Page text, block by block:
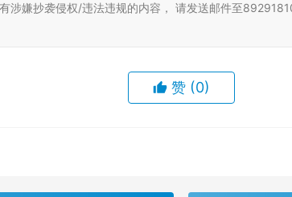
涉嫌抄袭侵权/违法违规的内容， 请发送邮件至
赞 (0)